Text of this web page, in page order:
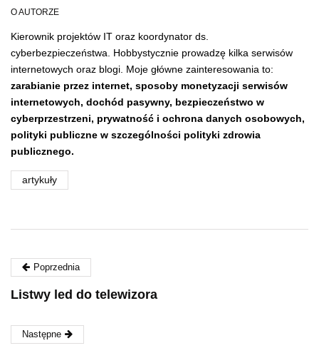
O AUTORZE
Kierownik projektów IT oraz koordynator ds.
cyberbezpieczeństwa. Hobbystycznie prowadzę kilka serwisów
internetowych oraz blogi. Moje główne zainteresowania to:
zarabianie przez internet, sposoby monetyzacji serwisów
internetowych, dochód pasywny, bezpieczeństwo w
cyberprzestrzeni, prywatność i ochrona danych osobowych,
polityki publiczne w szczególności polityki zdrowia
publicznego.
artykuły
Poprzednia
Listwy led do telewizora
Następne